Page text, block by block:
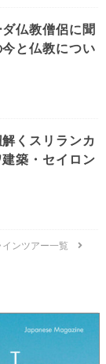
仏教僧侶に聞
と仏教につい
くスリランカ
築・セイロン
インツアー一覧